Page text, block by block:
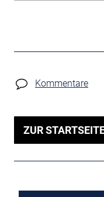
Kommentare
ZUR